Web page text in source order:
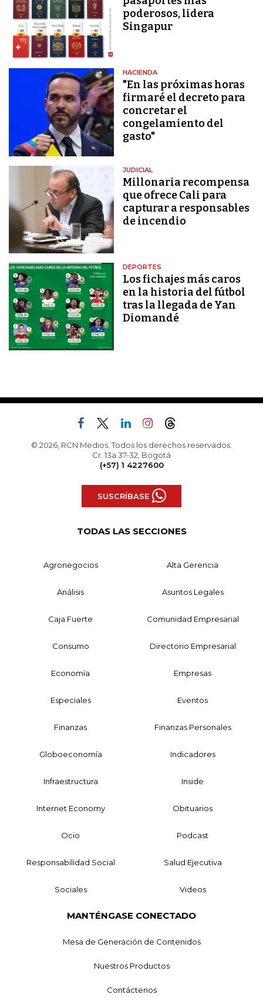
poderosos, lidera
Singapur
HACIENDA
"En las próximas horas
firmaré el decreto para
concretar el
congelamiento del
gasto"
JUDICIAL
Millonaria recompensa
que ofrece Cali para
capturar a responsables
de incendio
DEPORTES
Los fichajes más caros
en la historia del fútbol
tras la llegada de Yan
Diomandé
© 2026, RCN Medios. Todos los derechos reservados.
Cr. 13a 37-32, Bogotá
(+57) 1 4227600
SUSCRÍBASE
TODAS LAS SECCIONES
Agronegocios Alta Gerencia
Análisis Asuntos Legales
Caja Fuerte Comunidad Empresarial
Consumo Directorio Empresarial
Economía Empresas
Especiales Eventos
Finanzas Finanzas Personales
Globoeconomía Indicadores
Infraestructura Inside
Internet Economy Obituarios
Ocio Podcast
Responsabilidad Social Salud Ejecutiva
Sociales Videos
MANTÉNGASE CONECTADO
Mesa de Generación de Contenidos
Nuestros Productos
Contáctenos